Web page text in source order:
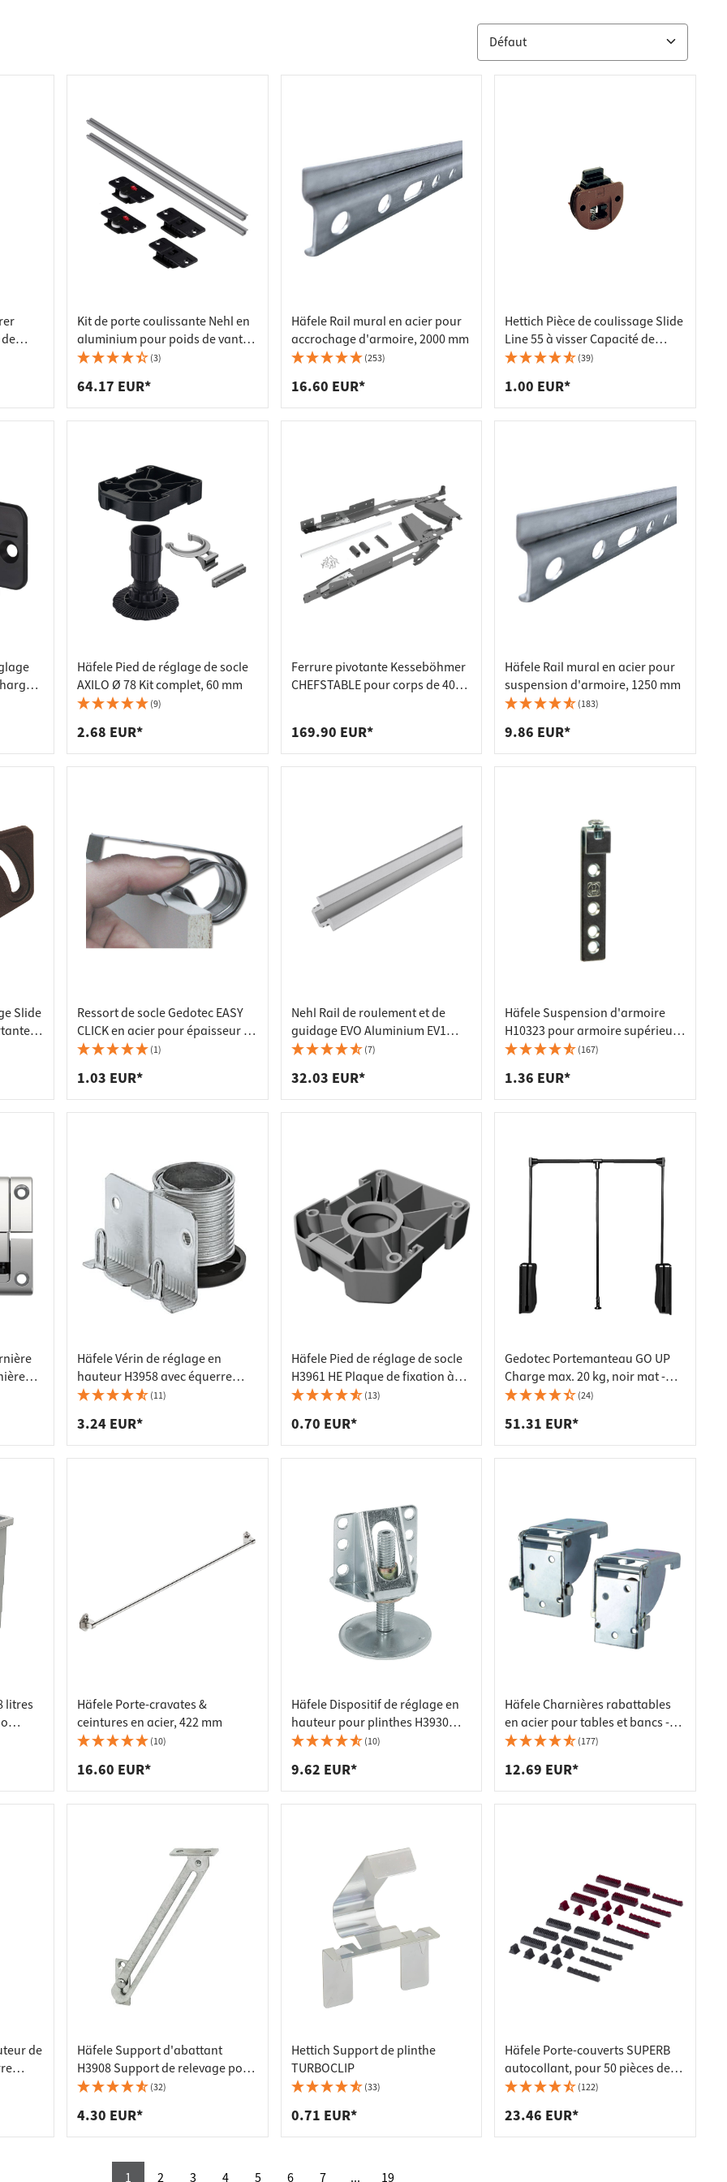
Kit de porte coulissante Nehl en
aluminium pour poids de vantail
jusqu'à 20 kg(3)
64.17 EUR*
Häfele Rail mural en acier pour
accrochage d'armoire, 2000 mm
(253)
16.60 EUR*
Hettich Pièce de coulissage Slide
Line 55 à visser Capacité de
charge 15 kg 25122
(39)
1.00 EUR*
Häfele Pied de réglage de socle
AXILO Ø 78 Kit complet, 60 mm
(9)
2.68 EUR*
Ferrure pivotante Kesseböhmer
CHEFSTABLE pour corps de 400 à
169.90 EUR*
Häfele Rail mural en acier pour
suspension d'armoire, 1250 mm
(183)
9.86 EUR*
Slide
Ressort de socle Gedotec EASY
CLICK en acier pour épaisseur de
façade 15 - 22 mm
(1)
1.03 EUR*
Nehl Rail de roulement et de
guidage EVO Aluminium EV1
Capacité de charge 20 kg
(7)
32.03 EUR*
Häfele Suspension d'armoire
H10323 pour armoire supérieure
Suspension en acier galvanisé à
(167)
1.36 EUR*
mm,
Häfele Vérin de réglage en
hauteur H3958 avec équerre
d'appui à percer et à visser
(11)
3.24 EUR*
Häfele Pied de réglage de socle
H3961 HE Plaque de fixation à
visser
(13)
0.70 EUR*
Gedotec Portemanteau GO UP
Charge max. 20 kg, noir mat -
550 - 700 mm(24)
51.31 EUR*
litres
Häfele Porte-cravates &
ceintures en acier, 422 mm
(10)
16.60 EUR*
Häfele Dispositif de réglage en
hauteur pour plinthes H3930
avec équerre d'appui à visser
(10)
9.62 EUR*
Häfele Charnières rabattables
en acier pour tables et bancs -
par paire
(177)
12.69 EUR*
de
Häfele Support d'abattant
H3908 Support de relevage pour
abattants en bois avec dispositif
(32)
4.30 EUR*
Hettich Support de plinthe
TURBOCLIP
(33)
0.71 EUR*
Häfele Porte-couverts SUPERB
autocollant, pour 50 pièces de
couverts - anthracite
(122)
23.46 EUR*
1 2 3 4 5 6 7 ... 19